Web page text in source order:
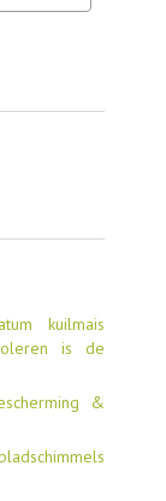
kuilmais
is de
&